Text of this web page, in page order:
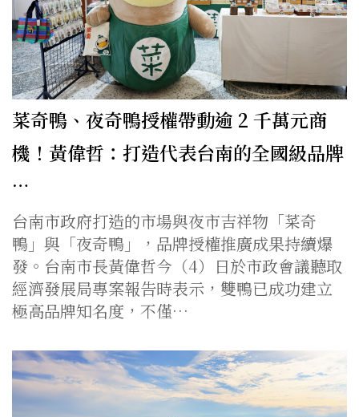
菜奇鴨、夜奇鴨授權帶動逾 2 千萬元商
機！黃偉哲：打造代表台南的全國級品牌
…
台南市政府打造的市場與夜市吉祥物「菜奇
鴨」與「夜奇鴨」，品牌授權推廣成果持續爆
發。台南市長黃偉哲今（4）日於市政會議聽取
經濟發展局專案報告時表示，雙鴨已成功建立
極高品牌知名度，不僅…